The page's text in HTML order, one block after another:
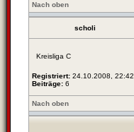
Nach oben
scholi
Kreisliga C
Registriert: 24.10.2008, 22:42
Beiträge: 6
Nach oben